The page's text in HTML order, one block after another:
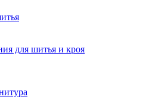
для шитья и кроя